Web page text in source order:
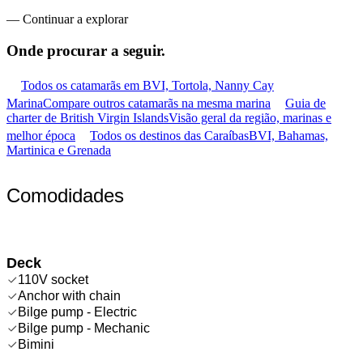
— Continuar a explorar
Onde procurar a seguir.
Todos os catamarãs em BVI, Tortola, Nanny Cay
MarinaCompare outros catamarãs na mesma marina
Guia de
charter de British Virgin IslandsVisão geral da região, marinas e
melhor época
Todos os destinos das CaraíbasBVI, Bahamas,
Martinica e Grenada
Comodidades
Deck
110V socket
Anchor with chain
Bilge pump - Electric
Bilge pump - Mechanic
Bimini